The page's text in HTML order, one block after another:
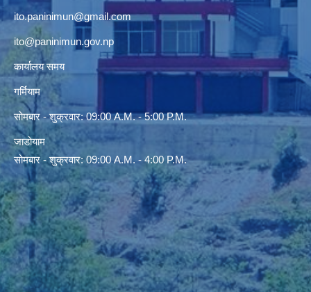
ito.paninimun@gmail.com
ito@paninimun.gov.np
कार्यालय समय
गर्मियाम
सोमबार - शुक्रवार: 09:00 A.M. - 5:00 P.M.
जाडोयाम
सोमबार - शुक्रवार: 09:00 A.M. - 4:00 P.M.